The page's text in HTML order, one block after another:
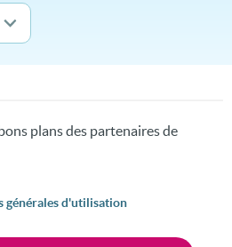
plans des partenaires de
générales d'utilisation